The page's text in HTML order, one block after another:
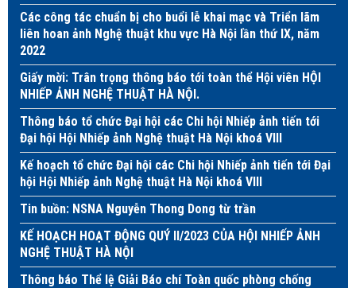
Các công tác chuẩn bị cho buổi lễ khai mạc và Triển lãm
liên hoan ảnh Nghệ thuật khu vực Hà Nội lần thứ IX, năm
2022
Giấy mời: Trân trọng thông báo tới toàn thể Hội viên HỘI
NHIẾP ẢNH NGHỆ THUẬT HÀ NỘI.
Thông báo tổ chức Đại hội các Chi hội Nhiếp ảnh tiến tới
Đại hội Hội Nhiếp ảnh Nghệ thuật Hà Nội khoá VIII
Kế hoạch tổ chức Đại hội các Chi hội Nhiếp ảnh tiến tới Đại
hội Hội Nhiếp ảnh Nghệ thuật Hà Nội khoá VIII
Tin buồn: NSNA Nguyễn Thong Dong từ trần
KẾ HOẠCH HOẠT ĐỘNG QUÝ II/2023 CỦA HỘI NHIẾP ẢNH
NGHỆ THUẬT HÀ NỘI
Thông báo Thể lệ Giải Báo chí Toàn quốc phòng chống